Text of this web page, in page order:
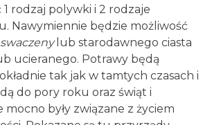
rodzaj polywki i 2 rodzaje
Nawymiennie będzie możliwość
swaczeny lub starodawnego ciasta
ucieranego. Potrawy będą
tak jak w tamtych czasach i
do pory roku oraz świąt i
były związane z życiem